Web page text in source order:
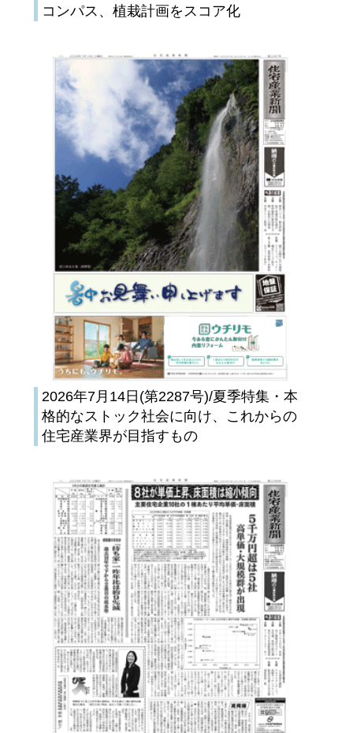
コンパス、植栽計画をスコア化
2026年7月14日(第2287号)/夏季特集・本
格的なストック社会に向け、これからの
住宅産業界が目指すもの